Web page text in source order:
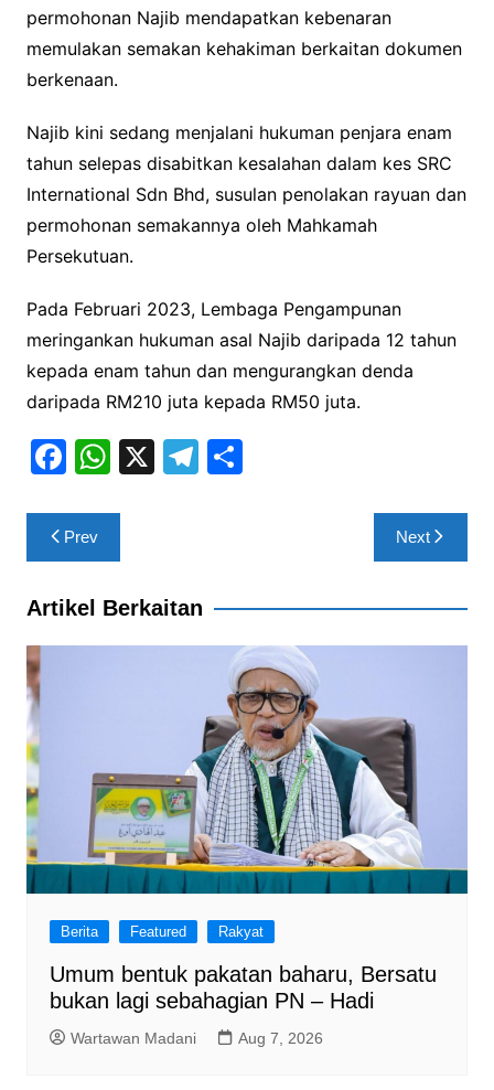
permohonan Najib mendapatkan kebenaran
memulakan semakan kehakiman berkaitan dokumen
berkenaan.
Najib kini sedang menjalani hukuman penjara enam
tahun selepas disabitkan kesalahan dalam kes SRC
International Sdn Bhd, susulan penolakan rayuan dan
permohonan semakannya oleh Mahkamah
Persekutuan.
Pada Februari 2023, Lembaga Pengampunan
meringankan hukuman asal Najib daripada 12 tahun
kepada enam tahun dan mengurangkan denda
daripada RM210 juta kepada RM50 juta.
F
c
e
b
W
at
s
A
X T
a
S
Post
navigation
Prev Next
Artikel Berkaitan
Berita Featured Rakyat
Umum bentuk pakatan baharu, Bersatu
bukan lagi sebahagian PN – Hadi
Wartawan Madani Aug 7, 2026